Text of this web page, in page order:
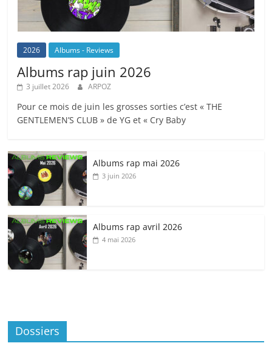
2026 Albums - Reviews
Albums rap juin 2026
3 juillet 2026 ARPOZ
Pour ce mois de juin les grosses sorties c’est « THE
GENTLEMEN’S CLUB » de YG et « Cry Baby
Albums rap mai 2026
3 juin 2026
Albums rap avril 2026
4 mai 2026
Dossiers